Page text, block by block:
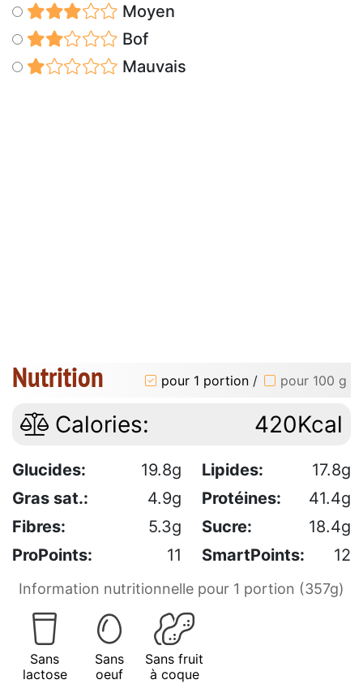
Moyen
Bof
Mauvais
Nutrition pour 1 portion / pour 100 g
Calories: 420Kcal
Glucides: 19.8g Lipides:
17.8g
Gras sat.:
4.9g Protéines:
41.4g
Fibres:
5.3g Sucre:
18.4g
ProPoints:
11 SmartPoints: 12
Information nutritionnelle pour 1 portion (357g)
Sans
lactose
Sans
oeuf
Sans fruit
à coque